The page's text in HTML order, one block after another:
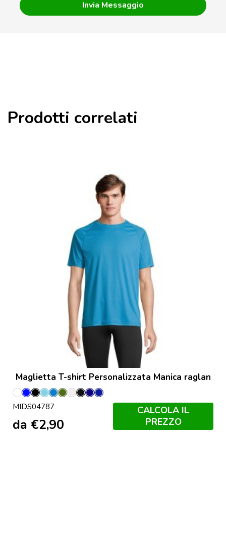
Prodotti correlati
Maglietta T-shirt Personalizzata Manica raglan
Bianco
Blu
Royal
NeroAquaArctic
Blue
Army
Bianco
Black/Charcoal
BluFrench
Navy/Royal
MIDS04787
da €2,90
CALCOLA IL
PREZZO